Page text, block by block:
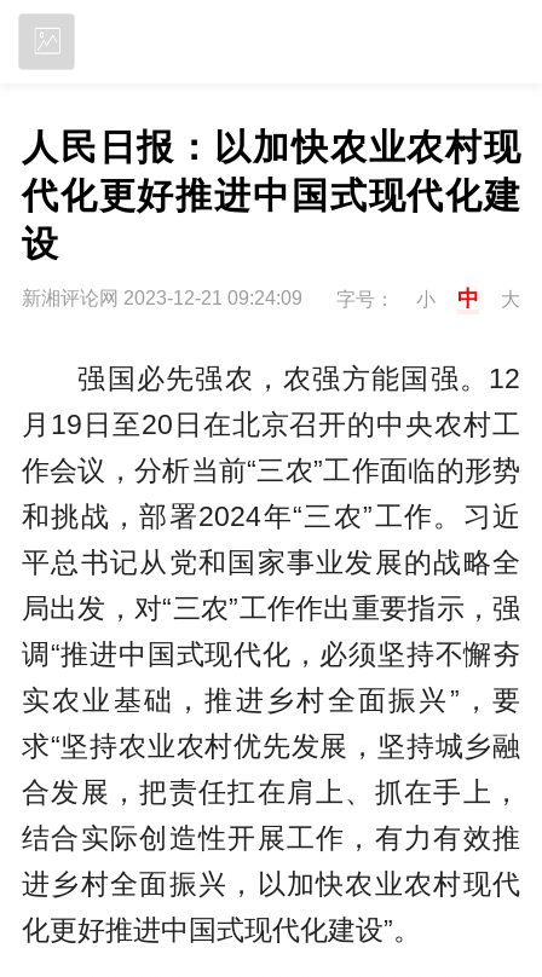
人民日报：以加快农业农村现
代化更好推进中国式现代化建
设
新湘评论网 2023-12-21 09:24:09 字号： 小 中 大
强国必先强农，农强方能国强。12
月19日至20日在北京召开的中央农村工
作会议，分析当前“三农”工作面临的形势
和挑战，部署2024年“三农”工作。习近
平总书记从党和国家事业发展的战略全
局出发，对“三农”工作作出重要指示，强
调“推进中国式现代化，必须坚持不懈夯
实农业基础，推进乡村全面振兴”，要
求“坚持农业农村优先发展，坚持城乡融
合发展，把责任扛在肩上、抓在手上，
结合实际创造性开展工作，有力有效推
进乡村全面振兴，以加快农业农村现代
化更好推进中国式现代化建设”。